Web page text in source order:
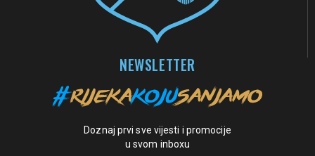
NEWSLETTER
Doznaj prvi sve vijesti i promocije
u svom inboxu